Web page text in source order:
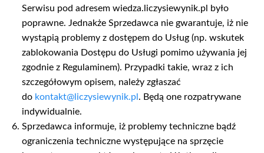
Serwisu pod adresem wiedza.liczysiewynik.pl było
poprawne. Jednakże Sprzedawca nie gwarantuje, iż nie
wystąpią problemy z dostępem do Usług (np. wskutek
zablokowania Dostępu do Usługi pomimo używania jej
zgodnie z Regulaminem). Przypadki takie, wraz z ich
szczegółowym opisem, należy zgłaszać
do kontakt@liczysiewynik.pl . Będą one rozpatrywane
indywidualnie.
Sprzedawca informuje, iż problemy techniczne bądź
ograniczenia techniczne występujące na sprzęcie